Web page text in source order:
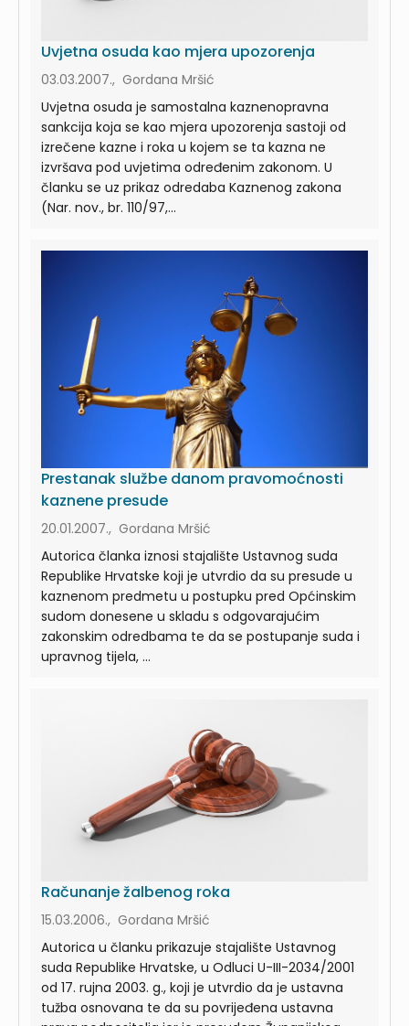
Uvjetna osuda kao mjera upozorenja
03.03.2007., Gordana Mršić
Uvjetna osuda je samostalna kaznenopravna
sankcija koja se kao mjera upozorenja sastoji od
izrečene kazne i roka u kojem se ta kazna ne
izvršava pod uvjetima određenim zakonom. U
članku se uz prikaz odredaba Kaznenog zakona
(Nar. nov., br. 110/97,...
Prestanak službe danom pravomoćnosti
kaznene presude
20.01.2007., Gordana Mršić
Autorica članka iznosi stajalište Ustavnog suda
Republike Hrvatske koji je utvrdio da su presude u
kaznenom predmetu u postupku pred Općinskim
sudom donesene u skladu s odgovarajućim
zakonskim odredbama te da se postupanje suda i
upravnog tijela, ...
Računanje žalbenog roka
15.03.2006., Gordana Mršić
Autorica u članku prikazuje stajalište Ustavnog
suda Republike Hrvatske, u Odluci U-III-2034/2001
od 17. rujna 2003. g., koji je utvrdio da je ustavna
tužba osnovana te da su povrijeđena ustavna